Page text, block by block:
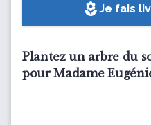
local_floristJe fais
Plantez un arbre du
pour Madame